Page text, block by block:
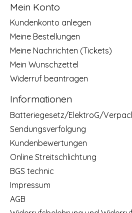
Mein Konto
Kundenkonto anlegen
Meine Bestellungen
Meine Nachrichten (Tickets)
Mein Wunschzettel
Widerruf beantragen
Informationen
Batteriegesetz/ElektroG/
Sendungsverfolgung
Kundenbewertungen
Online Streitschlichtung
BGS technic
Impressum
AGB